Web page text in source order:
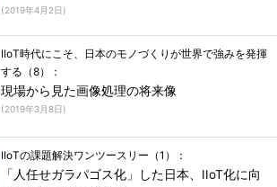
(2019年4月2日)
IIoT時代にこそ、日本のモノづくりが世界で強みを発揮
する（8）：
現場から見た画像処理の将来像
(2019年3月8日)
IIoTの課題解決ワンツースリー（1）：
「人任せガラパゴス化」した日本、IIoT化に向